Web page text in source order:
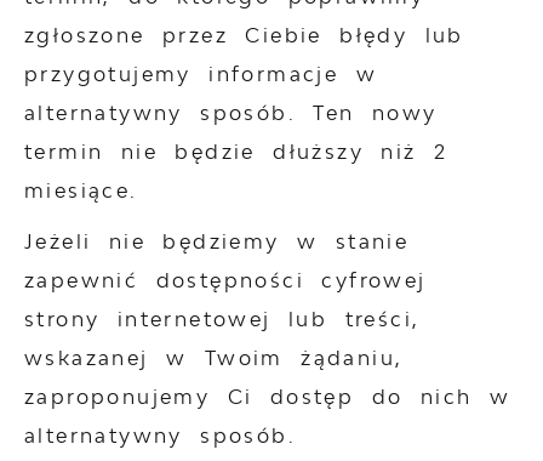
zgłoszone przez Ciebie błędy lub
przygotujemy informacje w
alternatywny sposób. Ten nowy
termin nie będzie dłuższy niż 2
miesiące.
Jeżeli nie będziemy w stanie
zapewnić dostępności cyfrowej
strony internetowej lub treści,
wskazanej w Twoim żądaniu,
zaproponujemy Ci dostęp do nich w
alternatywny sposób.